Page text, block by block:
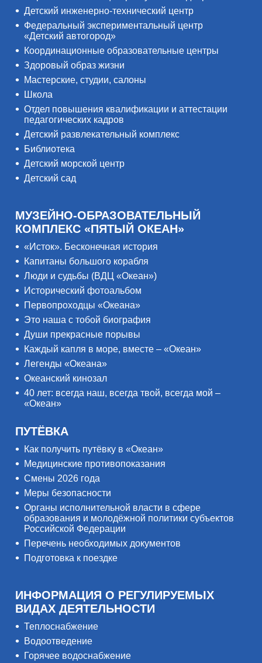
Детский инженерно-технический центр
Федеральный экспериментальный центр
«Детский автогород»
Координационные образовательные центры
Здоровый образ жизни
Мастерские, студии, салоны
Школа
Отдел повышения квалификации и аттестации
педагогических кадров
Детский развлекательный комплекс
Библиотека
Детский морской центр
Детский сад
МУЗЕЙНО-ОБРАЗОВАТЕЛЬНЫЙ
КОМПЛЕКС «ПЯТЫЙ ОКЕАН»
«Исток». Бесконечная история
Капитаны большого корабля
Люди и судьбы (ВДЦ «Океан»)
Исторический фотоальбом
Первопроходцы «Океана»
Это наша с тобой биография
Души прекрасные порывы
Каждый капля в море, вместе – «Океан»
Легенды «Океана»
Океанский кинозал
40 лет: всегда наш, всегда твой, всегда мой –
«Океан»
ПУТЁВКА
Как получить путёвку в «Океан»
Медицинские противопоказания
Смены 2026 года
Меры безопасности
Органы исполнительной власти в сфере
образования и молодёжной политики субъектов
Российской Федерации
Перечень необходимых документов
Подготовка к поездке
ИНФОРМАЦИЯ О РЕГУЛИРУЕМЫХ
ВИДАХ ДЕЯТЕЛЬНОСТИ
Теплоснабжение
Водоотведение
Горячее водоснабжение